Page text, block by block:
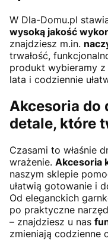
W Dla-Domu.pl
wysoką jakość
znajdziesz m.in.
trwałość,
produkt wybieramy z
lata i codziennie
Akcesoria do
detale, które
Czasami to właśnie
wrażenie. Akcesoria
naszym sklepie
ułatwią gotowanie i
Od eleganckich
po praktyczne
– znajdziesz u nas
zmieniają codzienne